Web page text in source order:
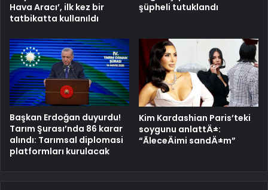
Hava Aracı’, ilk kez bir
tatbikatta kullanıldı
şüpheli tutuklandı
Başkan Erdoğan duyurdu!
Tarım Şurası’nda 86 karar
alındı: Tarımsal diplomasi
platformları kurulacak
Kim Kardashian Paris’teki
soygunu anlattÄ±:
“ÃleceÄimi sandÄ±m”